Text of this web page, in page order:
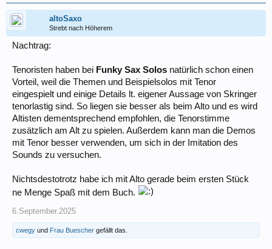
altoSaxo
Strebt nach Höherem
Nachtrag:
Tenoristen haben bei Funky Sax Solos natürlich schon einen
Vorteil, weil die Themen und Beispielsolos mit Tenor
eingespielt und einige Details lt. eigener Aussage von Skringer
tenorlastig sind. So liegen sie besser als beim Alto und es wird
Altisten dementsprechend empfohlen, die Tenorstimme
zusätzlich am Alt zu spielen. Außerdem kann man die Demos
mit Tenor besser verwenden, um sich in der Imitation des
Sounds zu versuchen.
Nichtsdestotrotz habe ich mit Alto gerade beim ersten Stück
ne Menge Spaß mit dem Buch.
6.September.2025
cwegy und Frau Buescher gefällt das.